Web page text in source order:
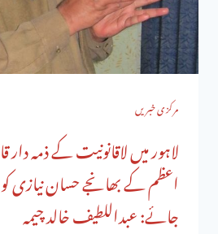
مرکزی خبریں
لاہور میں لاقانونیت کے ذمہ
اعظم کے بھانجے حسان نیازی کو
جائے: عبداللطیف خالد چیمہ